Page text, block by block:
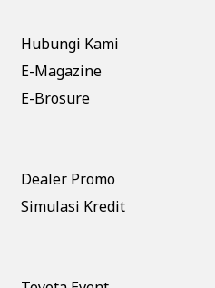
Hubungi Kami
E-Magazine
E-Brosure
Dealer Promo
Simulasi Kredit